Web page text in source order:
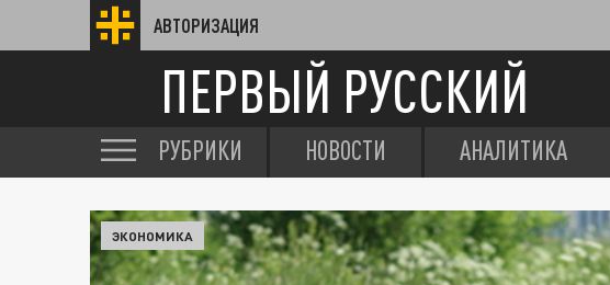
АВТОРИЗАЦИЯ
ПЕРВЫЙ РУССКИЙ
РУБРИКИ НОВОСТИ АНАЛИТИКА
ЭКОНОМИКА